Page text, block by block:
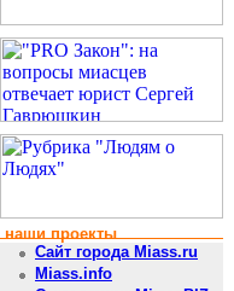
наши проекты
Сайт города Miass.ru
Miass.info